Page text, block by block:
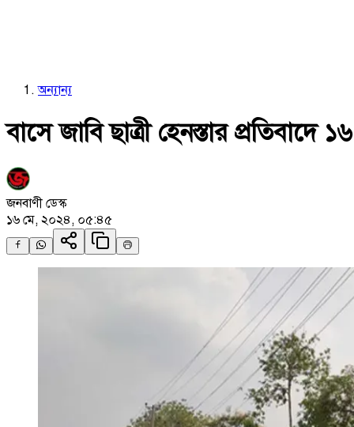
অন্যান্য
বাসে জাবি ছাত্রী হেনস্তার
জনবাণী ডেস্ক
১৬ মে, ২০২৪, ০৫:৪৫